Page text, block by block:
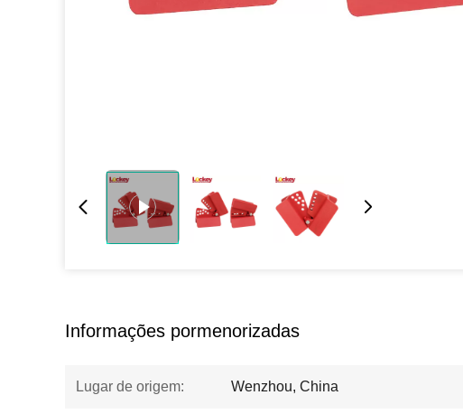
Informações pormenorizadas
Lugar de origem: Wenzhou, China